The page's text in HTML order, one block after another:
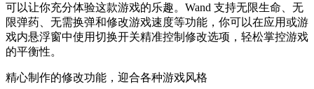
可以让你充分体验这款游戏的乐趣。Wand 支持无限生命、无
限弹药、无需换弹和修改游戏速度等功能，你可以在应用或游
戏内悬浮窗中使用切换开关精准控制修改选项，轻松掌控游戏
的平衡性。
精心制作的修改功能，迎合各种游戏风格